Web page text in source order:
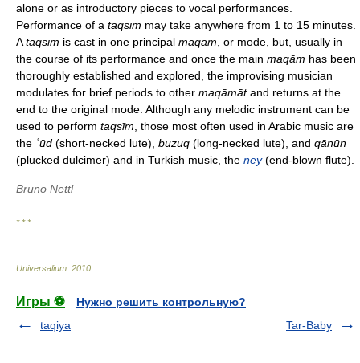
alone or as introductory pieces to vocal performances.
Performance of a taqsīm may take anywhere from 1 to 15 minutes.
Ataqsīm is cast in one principal maqām , or mode, but, usually in
the course of its performance and once the main maqām has been
thoroughly established and explored, the improvising musician
modulates for brief periods to other maqāmātand returns at the
end to the original mode. Although any melodic instrument can be
used to perform taqsīm , those most often used in Arabic music are
the ʿūd (short-necked lute), buzuq (long-necked lute), and qānūn
(plucked dulcimer) and in Turkish music, the ney(end-blown flute).
Bruno Nettl
* * *
Universalium 2010
Игры ⚽
Нужно решить контрольную?
taqiya
Tar-Baby